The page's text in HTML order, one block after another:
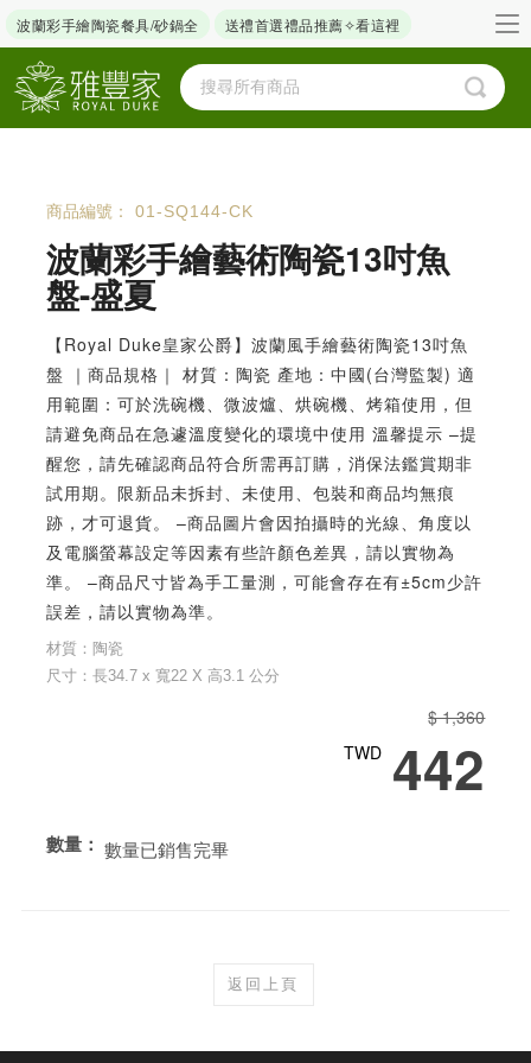
波蘭彩手繪陶瓷餐具/砂鍋全 送禮首選禮品推薦✧看這裡
商品編號： 01-SQ144-CK
波蘭彩手繪藝術陶瓷13吋魚
盤-盛夏
【Royal Duke皇家公爵】波蘭風手繪藝術陶瓷13吋魚
盤 ｜商品規格｜ 材質：陶瓷 產地：中國(台灣監製) 適
用範圍：可於洗碗機、微波爐、烘碗機、烤箱使用，但
請避免商品在急遽溫度變化的環境中使用 溫馨提示 –提
醒您，請先確認商品符合所需再訂購，消保法鑑賞期非
試用期。限新品未拆封、未使用、包裝和商品均無痕
跡，才可退貨。 –商品圖片會因拍攝時的光線、角度以
及電腦螢幕設定等因素有些許顏色差異，請以實物為
準。 –商品尺寸皆為手工量測，可能會存在有±5cm少許
誤差，請以實物為準。
材質：陶瓷
尺寸：長34.7 x 寬22 X 高3.1 公分
$ 1,360
TWD 442
數量： 數量已銷售完畢
返回上頁